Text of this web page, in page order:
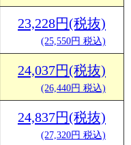
23,228円(税抜)
(25,550円 税込)
24,037円(税抜)
(26,440円 税込)
24,837円(税抜)
(27,320円 税込)